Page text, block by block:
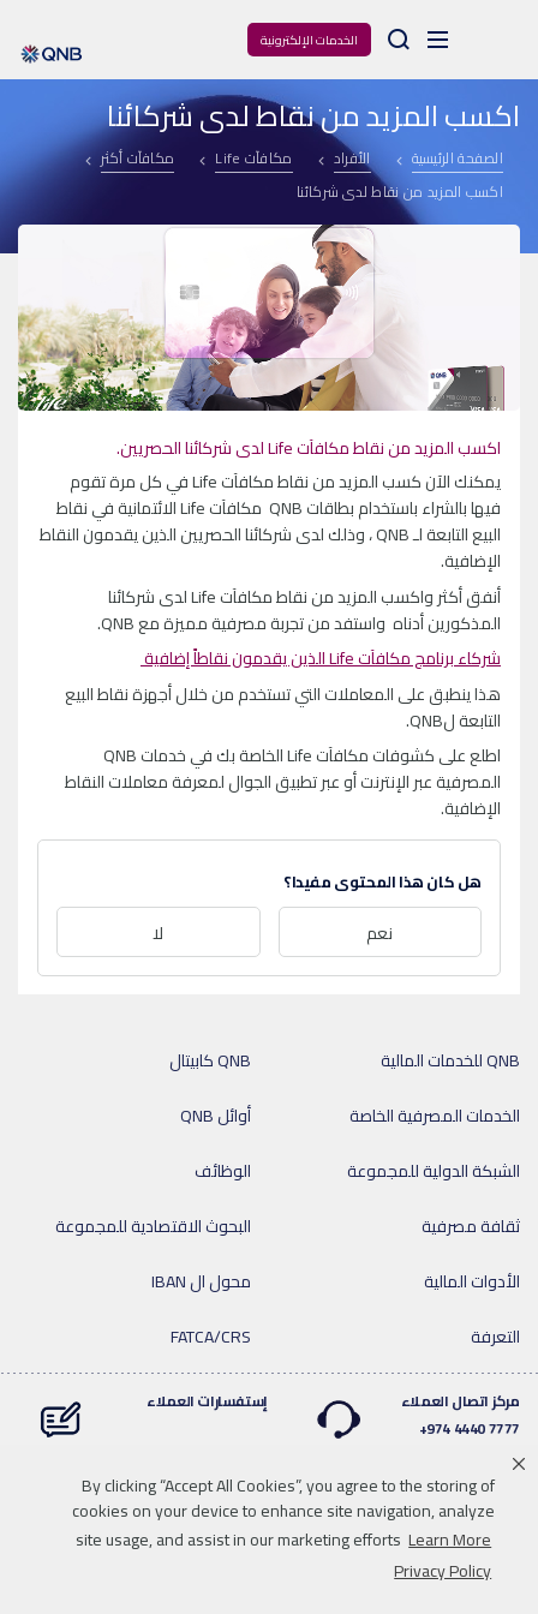
By clicking “Accept All Cookies”, you agree to the storing of
cookies on your device to enhance site navigation, analyze
site usage, and assist in our marketing efforts Learn More
Privacy Policy
الخدمات الإلكترونية Arama
اكسب المزيد من نقاط لدى شركائنا
الصفحة الرئيسية الأفراد مكافآت Life
مكافآت أكثر
اكسب المزيد من نقاط لدى شركائنا
اكسب المزيد من نقاط مكافآت Life لدى شركائنا الحصريين.
يمكنك الآن كسب المزيد من نقاط مكافآت Life في كل مرة تقوم
فيها بالشراء باستخدام بطاقات QNB مكافآت Life الائتمانية في نقاط
البيع التابعة لـ QNB ، وذلك لدى شركائنا الحصريين الذين يقدمون النقاط
الإضافية.
أنفق أكثر واكسب المزيد من نقاط مكافآت Life لدى شركائنا
المذكورين أدناه واستفد من تجربة مصرفية مميزة مع QNB.
شركاء برنامج مكافآت Life الذين يقدمون نقاطاً إضافية
هذا ينطبق على المعاملات التي تستخدم من خلال أجهزة نقاط البيع
التابعة لQNB.
اطلع على كشوفات مكافآت Life الخاصة بك في خدمات QNB
المصرفية عبر الإنترنت أو عبر تطبيق الجوال لمعرفة معاملات النقاط
الإضافية.
هل كان هذا المحتوى مفيدا؟
نعم لا
QNB كابيتال
QNB للخدمات المالية
أوائل QNB
الخدمات المصرفية الخاصة
الوظائف
الشبكة الدولية للمجموعة
البحوث الاقتصادية للمجموعة
ثقافة مصرفية
محول ال IBAN
الأدوات المالية
FATCA/CRS
التعرفة
مركز اتصال العملاء
7777 4440 974+
إستفسارات العملاء
LinkedinInstagramfacebookWhatsapp
twitteryoutube
للاتصال بنا تحميل الوسائط خريطة الموقع سياسة الخصوصية